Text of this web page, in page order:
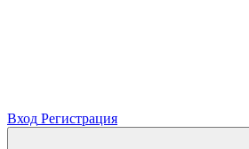
Вход Регистрация